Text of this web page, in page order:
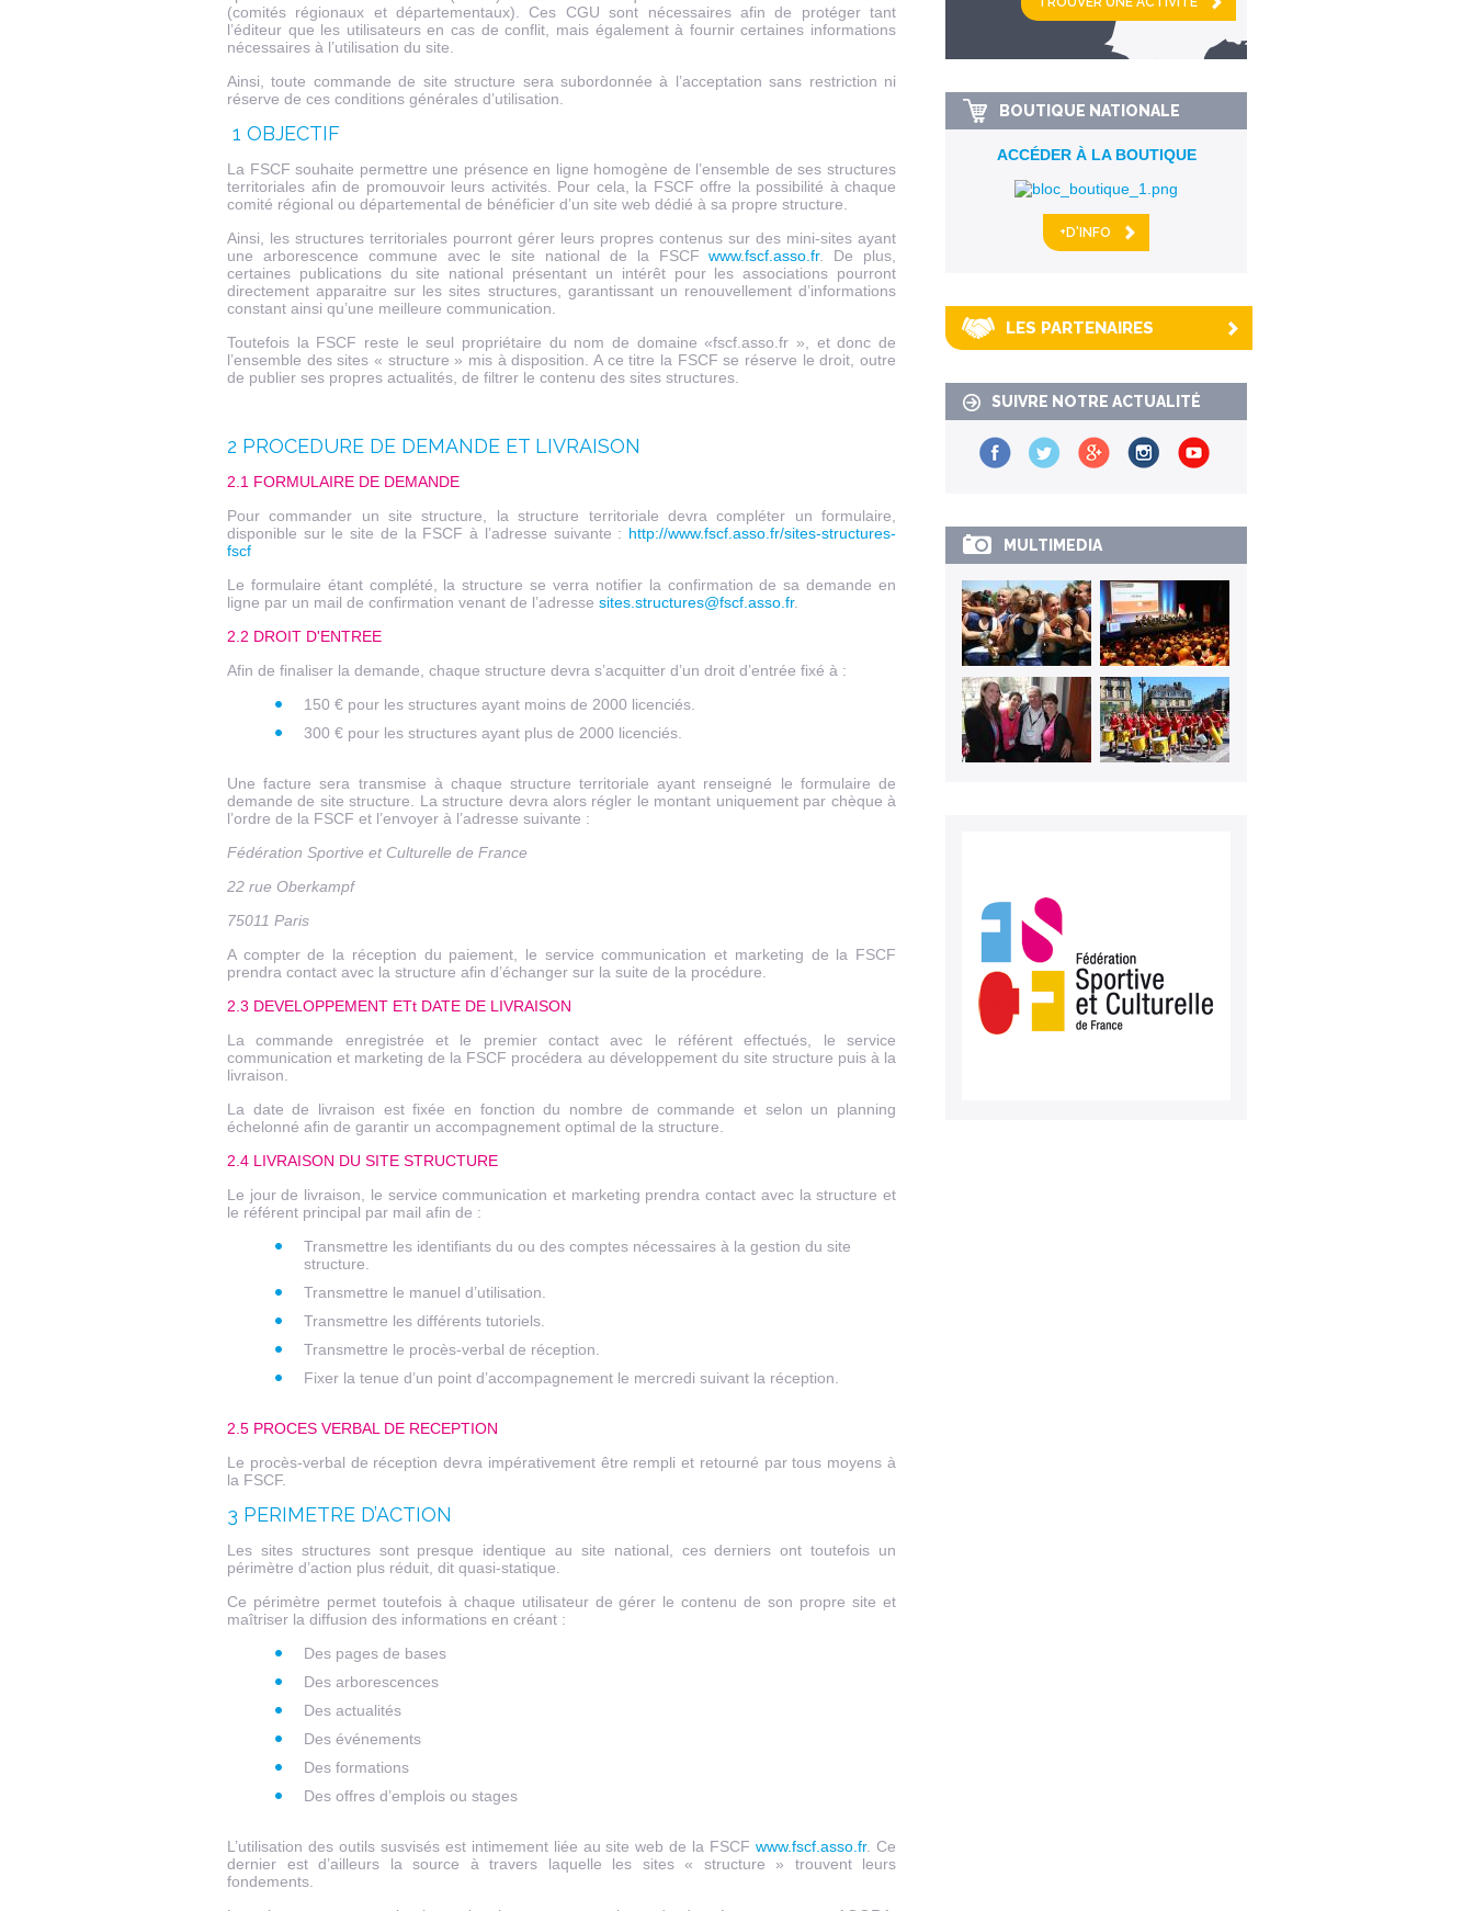
(comités régionaux et départementaux). Ces CGU sont nécessaires afin de protéger tant
l’éditeur que les utilisateurs en cas de conflit, mais également à fournir certaines informations
nécessaires à l’utilisation du site.
Ainsi, toute commande de site structure sera subordonnée à l’acceptation sans restriction ni
réserve de ces conditions générales d’utilisation.
1 OBJECTIF
La FSCF souhaite permettre une présence en ligne homogène de l’ensemble de ses structures
territoriales afin de promouvoir leurs activités. Pour cela, la FSCF offre la possibilité à chaque
comité régional ou départemental de bénéficier d’un site web dédié à sa propre structure.
Ainsi, les structures territoriales pourront gérer leurs propres contenus sur des mini-sites ayant
une arborescence commune avec le site national de la FSCFwww.fscf.asso.fr. De plus,
certaines publications du site national présentant un intérêt pour les associations pourront
directement apparaitre sur les sites structures, garantissant un renouvellement d’informations
constant ainsi qu’une meilleure communication.
Toutefois la FSCF reste le seul propriétaire du nom de domaine «fscf.asso.fr », et donc de
l’ensemble des sites « structure » mis à disposition. A ce titre la FSCF se réserve le droit, outre
de publier ses propres actualités, de filtrer le contenu des sites structures.
2 PROCEDURE DE DEMANDE ET LIVRAISON
2.1 FORMULAIRE DE DEMANDE
Pour commander un site structure, la structure territoriale devra compléter un formulaire,
disponible sur le site de la FSCF à l’adresse suivante : http://www.fscf.asso.fr/sites-structures-
fscf
Le formulaire étant complété, la structure se verra notifier la confirmation de sa demande en
ligne par un mail de confirmation venant de l’adresse sites.structures@fscf.asso.fr.
2.2 DROIT D'ENTREE
Afin de finaliser la demande, chaque structure devra s’acquitter d’un droit d’entrée fixé à :
150 € pour les structures ayant moins de 2000 licenciés.
300 € pour les structures ayant plus de 2000 licenciés.
Une facture sera transmise à chaque structure territoriale ayant renseigné le formulaire de
demande de site structure. La structure devra alors régler le montant uniquement par chèque à
l’ordre de la FSCF et l’envoyer à l’adresse suivante :
Fédération Sportive et Culturelle de France
22 rue Oberkampf
75011 Paris
A compter de la réception du paiement, le service communication et marketing de la FSCF
prendra contact avec la structure afin d’échanger sur la suite de la procédure.
2.3 DEVELOPPEMENT ETt DATE DE LIVRAISON
La commande enregistrée et le premier contact avec le référent effectués, le service
communication et marketing de la FSCF procédera au développement du site structure puis à la
livraison.
La date de livraison est fixée en fonction du nombre de commande et selon un planning
échelonné afin de garantir un accompagnement optimal de la structure.
2.4 LIVRAISON DU SITE STRUCTURE
Le jour de livraison, le service communication et marketing prendra contact avec la structure et
le référent principal par mail afin de :
Transmettre les identifiants du ou des comptes nécessaires à la gestion du site
structure.
Transmettre le manuel d’utilisation.
Transmettre les différents tutoriels.
Transmettre le procès-verbal de réception.
Fixer la tenue d’un point d’accompagnement le mercredi suivant la réception.
2.5 PROCES VERBAL DE RECEPTION
Le procès-verbal de réception devra impérativement être rempli et retourné par tous moyens à
la FSCF.
3 PERIMETRE D’ACTION
Les sites structures sont presque identique au site national, ces derniers ont toutefois un
périmètre d’action plus réduit, dit quasi-statique.
Ce périmètre permet toutefois à chaque utilisateur de gérer le contenu de son propre site et
maîtriser la diffusion des informations en créant :
Des pages de bases
Des arborescences
Des actualités
Des événements
Des formations
Des offres d’emplois ou stages
L’utilisation des outils susvisés est intimement liée au site web de la FSCFwww.fscf.asso.fr. Ce
dernier est d’ailleurs la source à travers laquelle les sites « structure » trouvent leurs
fondements.
km alentour
BOUTIQUE NATIONALE
ACCÉDER À LA BOUTIQUE
+D'INFO
LES PARTENAIRES
SUIVRE NOTRE ACTUALITÉ
MULTIMEDIA